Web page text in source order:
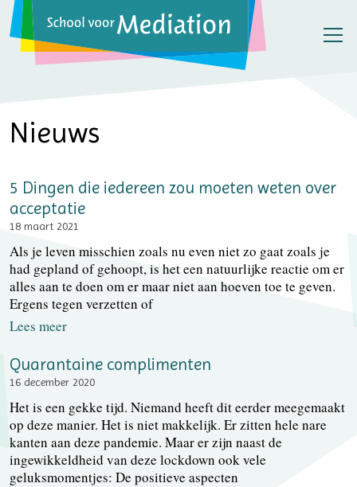
Nieuws
5 Dingen die iedereen zou moeten weten over
acceptatie
18 maart 2021
Als je leven misschien zoals nu even niet zo gaat zoals je
had gepland of gehoopt, is het een natuurlijke reactie om er
alles aan te doen om er maar niet aan hoeven toe te geven.
Ergens tegen verzetten of
Lees meer
Quarantaine complimenten
16 december 2020
Het is een gekke tijd. Niemand heeft dit eerder meegemaakt
op deze manier. Het is niet makkelijk. Er zitten hele nare
kanten aan deze pandemie. Maar er zijn naast de
ingewikkeldheid van deze lockdown ook vele
geluksmomentjes: De positieve aspecten